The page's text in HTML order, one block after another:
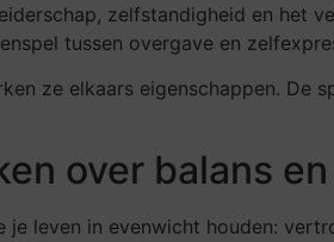
zelfstandigheid en het
tussen overgave en
ze elkaars eigenschappen. De
over balans
leven in evenwicht houden: